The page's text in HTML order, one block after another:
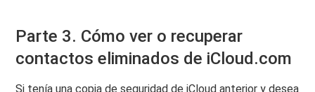
Parte 3. Cómo ver o recuperar
contactos eliminados de iCloud.com
Si tenía una copia de seguridad de iCloud anterior y desea